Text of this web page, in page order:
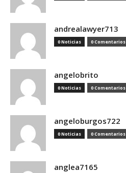
andrealawyer713
0 Noticias 0 Comentarios
angelobrito
0 Noticias 0 Comentarios
angeloburgos722
0 Noticias 0 Comentarios
anglea7165